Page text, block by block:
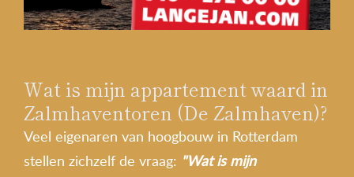
Wat is mijn appartement waard in
Zalmhaventoren (De Zalmhaven)?
Veel eigenaren van hoogbouw in Rotterdam
stellen zichzelf de vraag: "Wat is mijn